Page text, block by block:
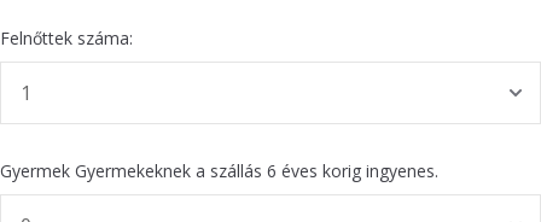
Felnőttek száma:
Gyermek Gyermekeknek a szállás 6 éves korig ingyenes.